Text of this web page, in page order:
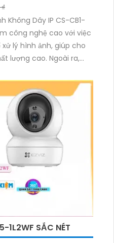
Không Dây IP CS-CB1-
công nghệ cao với việc
xử lý hình ảnh, giúp cho
lượng cao. Ngoài ra,
đến những hình ảnh
kiện ánh sáng yếu. Thiết
trên nền tảng IP
một cách nhanh
nghệ hình ảnh sắc
tạo nên hình ảnh sắc
hổ trợ thẻ nhớ và tích
lượng Hồng Ngoại
sát và bảo mật.
1L2WF SẮC NÉT